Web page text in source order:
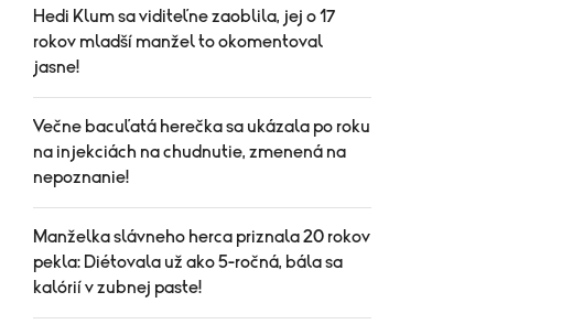
Hedi Klum sa viditeľne zaoblila, jej o 17
rokov mladší manžel to okomentoval
jasne!
Večne bacuľatá herečka sa ukázala po roku
na injekciách na chudnutie, zmenená na
nepoznanie!
Manželka slávneho herca priznala 20 rokov
pekla: Diétovala už ako 5-ročná, bála sa
kalórií v zubnej paste!